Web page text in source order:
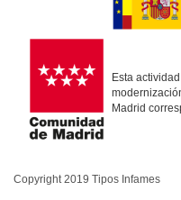
Esta
Madrid
Copyright 2019 Tipos Infames